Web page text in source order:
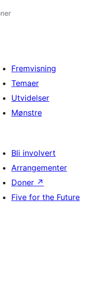
Fremvisning
Temaer
Utvidelser
Mønstre
Bli involvert
Arrangementer
Doner ↗
Five for the Future